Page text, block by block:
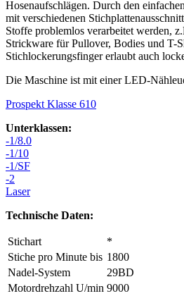
Hosenaufschlägen. Durch den
mit verschiedenen
Stoffe problemlos verarbeitet werden,
Strickware für Pullover, Bodies und T-
Stichlockerungsfinger erlaubt auch
Die Maschine ist mit einer LED-
Prospekt Klasse 610
Unterklassen:
-1/8.0
-1/10
-1/SF
-2
Laser
Technische Daten:
Stichart
*
Stiche pro Minute bis 1800
Nadel-System
29BD
Motordrehzahl U/min 9000